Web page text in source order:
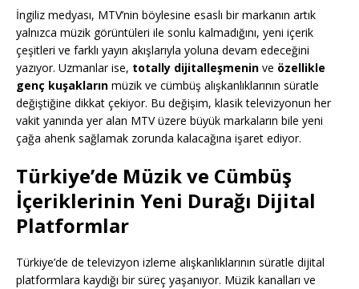
İngiliz medyası, MTV’nin böylesine esaslı bir markanın artık
yalnızca müzik görüntüleri ile sonlu kalmadığını, yeni içerik
çeşitleri ve farklı yayın akışlarıyla yoluna devam edeceğini
yazıyor. Uzmanlar ise, totally dijitalleşmenin ve özellikle
genç kuşakların müzik ve cümbüş alışkanlıklarının süratle
değiştiğine dikkat çekiyor. Bu değişim, klasik televizyonun her
vakit yanında yer alan MTV üzere büyük markaların bile yeni
çağa ahenk sağlamak zorunda kalacağına işaret ediyor.
Türkiye’de Müzik ve Cümbüş
İçeriklerinin Yeni Durağı Dijital
Platformlar
Türkiye’de de televizyon izleme alışkanlıklarının süratle dijital
platformlara kaydığı bir süreç yaşanıyor. Müzik kanalları ve